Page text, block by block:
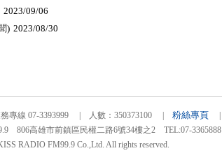
2023/09/06
) 2023/08/30
線 07-3393999 | 人數：350373100 | 粉絲專頁
806高雄市前鎮區民權二路6號34樓之2 TEL:07-3365888
RADIO FM99.9 Co.,Ltd. All rights reserved.